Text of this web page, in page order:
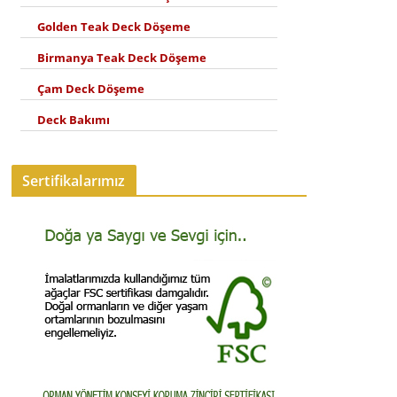
Golden Teak Deck Döşeme
Birmanya Teak Deck Döşeme
Çam Deck Döşeme
Deck Bakımı
Sertifikalarımız